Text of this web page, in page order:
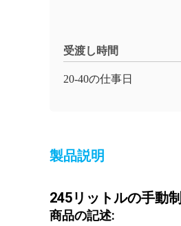
受渡し時間
20-40の仕事日
製品説明
245リットルの手動
商品の記述: